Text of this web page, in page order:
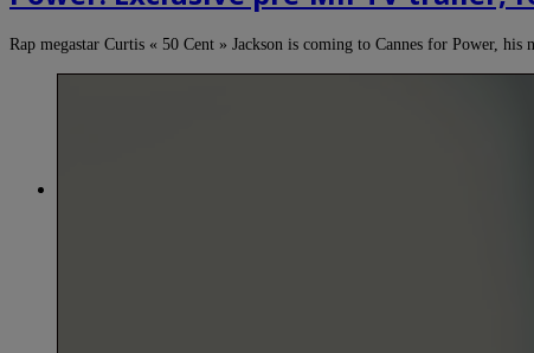
Rap megastar Curtis « 50 Cent » Jackson is coming to Cannes for Power, his